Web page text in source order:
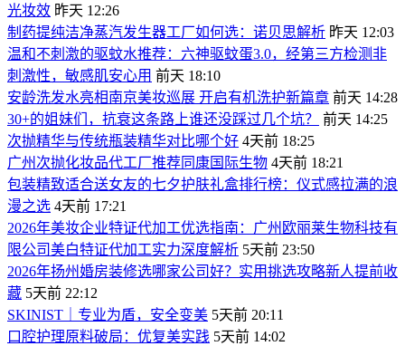
光妆效 昨天 12:26
制药提纯洁净蒸汽发生器工厂如何选：诺贝思解析 昨天 12:03
温和不刺激的驱蚊水推荐：六神驱蚊蛋3.0，经第三方检测非
刺激性，敏感肌安心用 前天 18:10
安龄洗发水亮相南京美妆巡展 开启有机洗护新篇章 前天 14:28
30+的姐妹们，抗衰这条路上谁还没踩过几个坑？
前天 14:25
次抛精华与传统瓶装精华对比哪个好 4天前 18:25
广州次抛化妆品代工厂推荐同康国际生物 4天前 18:21
包装精致适合送女友的七夕护肤礼盒排行榜：仪式感拉满的浪
漫之选 4天前 17:21
2026年美妆企业特证代加工优选指南：广州欧丽莱生物科技有
限公司美白特证代加工实力深度解析 5天前 23:50
2026年扬州婚房装修选哪家公司好？实用挑选攻略新人提前收
藏 5天前 22:12
SKINIST｜专业为盾，安全变美 5天前 20:11
口腔护理原料破局：优复美实践 5天前 14:02